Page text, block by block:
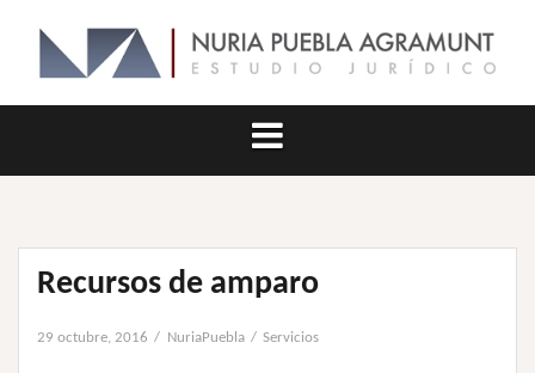
contenido
Recursos de amparo
29 octubre, 2016 NuriaPuebla Servicios